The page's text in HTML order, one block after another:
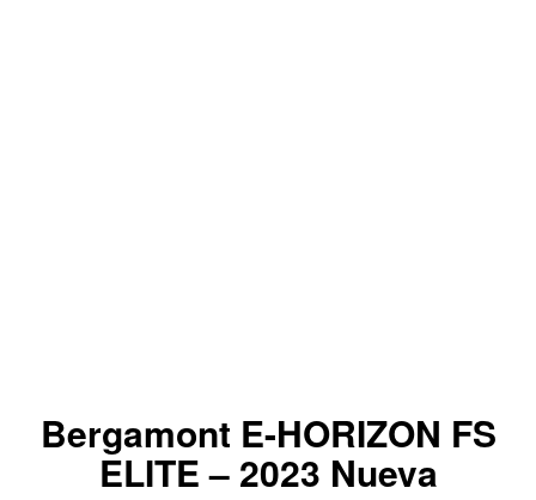
Bergamont E-HORIZON FS
ELITE – 2023 Nueva